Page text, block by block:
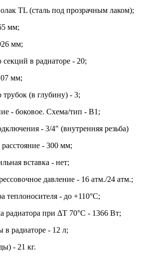
TL (сталь под прозрачным лаком);
мм;
мм;
секций в радиаторе - 20;
мм;
трубок (в глубину) - 3;
- боковое. Схема/тип - B1;
- 3/4" (внутренняя резьба)
- 300 мм;
вставка - нет;
давление - 16 атм./24 атм.;
теплоносителя - до +110°C;
радиатора при ΔT 70°C - 1366 Вт;
в радиаторе - 12 л;
- 21 кг.